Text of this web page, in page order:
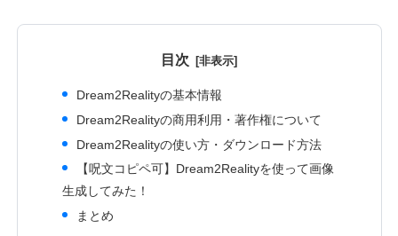
目次
Dream2Realityの基本情報
Dream2Realityの商用利用・著作権について
Dream2Realityの使い方・ダウンロード方法
【呪文コピペ可】Dream2Realityを使って画像
生成してみた！
まとめ